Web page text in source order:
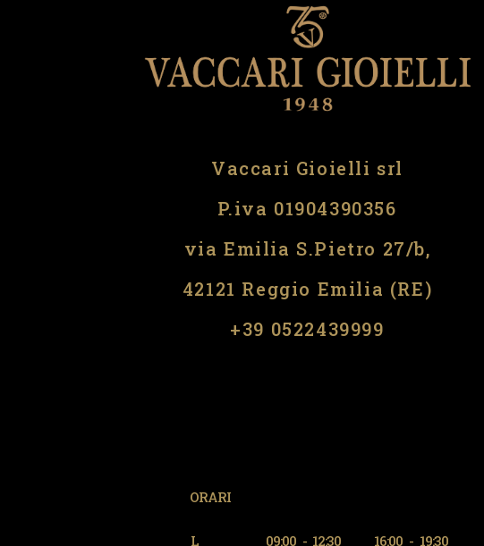
Vaccari Gioielli srl
P.iva 01904390356
via Emilia S.Pietro 27/b,
42121 Reggio Emilia (RE)
​​+39 0522439999
ORARI
L 09:00 - 12:30 16:00 - 19:30